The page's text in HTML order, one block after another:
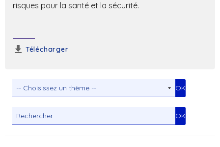
risques pour la santé et la sécurité.
Télécharger